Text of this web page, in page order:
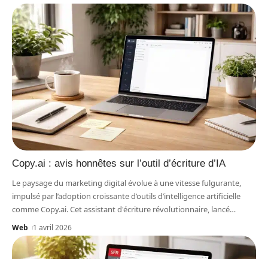
Copy.ai : avis honnêtes sur l’outil d’écriture d’IA
Le paysage du marketing digital évolue à une vitesse fulgurante,
impulsé par l’adoption croissante d’outils d’intelligence artificielle
comme Copy.ai. Cet assistant d'écriture révolutionnaire, lancé…
Web 1 avril 2026